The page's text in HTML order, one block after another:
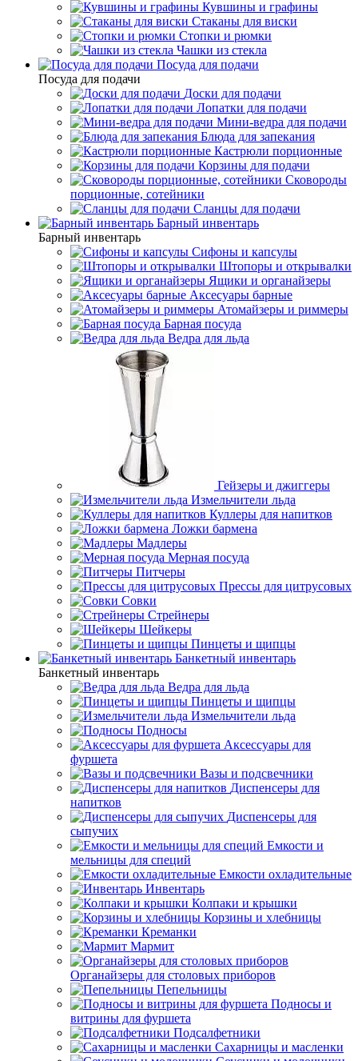
Кувшины и графины
Стаканы для виски
Стопки и рюмки
Чашки из стекла
Посуда для подачи
Посуда для подачи
Доски для подачи
Лопатки для подачи
Мини-ведра для подачи
Блюда для запекания
Кастрюли порционные
Корзины для подачи
Сковороды
порционные, сотейники
Сланцы для подачи
Барный инвентарь
Барный инвентарь
Сифоны и капсулы
Штопоры и открывалки
Ящики и органайзеры
Аксесуары барные
Атомайзеры и риммеры
Барная посуда
Ведра для льда
Гейзеры и джиггеры
Измельчители льда
Куллеры для напитков
Ложки бармена
Мадлеры
Мерная посуда
Питчеры
Прессы для цитрусовых
Совки
Стрейнеры
Шейкеры
Пинцеты и щипцы
Банкетный инвентарь
Банкетный инвентарь
Ведра для льда
Пинцеты и щипцы
Измельчители льда
Подносы
Аксессуары для
фуршета
Вазы и подсвечники
Диспенсеры для
напитков
Диспенсеры для
сыпучих
Емкости и
мельницы для специй
Емкости охладительные
Инвентарь
Колпаки и крышки
Корзины и хлебницы
Креманки
Мармит
Органайзеры для столовых приборов
Пепельницы
Подносы и
витрины для фуршета
Подсалфетники
Сахарницы и масленки